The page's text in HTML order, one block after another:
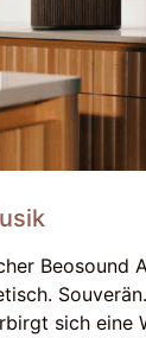
Beosound
sich eine